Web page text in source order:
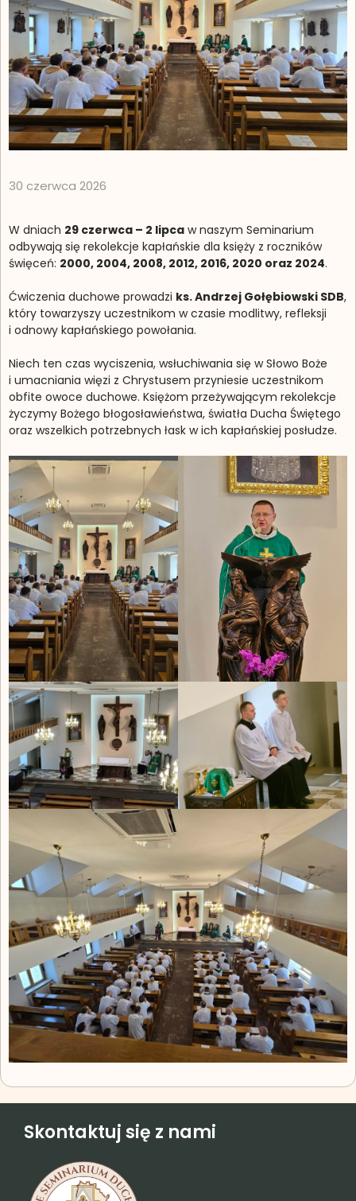
30 czerwca 2026
W dniach 29 czerwca – 2 lipca w naszym Seminarium
odbywają się rekolekcje kapłańskie dla księży z roczników
święceń: 2000, 2004, 2008, 2012, 2016, 2020 oraz 2024.
Ćwiczenia duchowe prowadzi ks. Andrzej Gołębiowski SDB,
który towarzyszy uczestnikom w czasie modlitwy, refleksji
i odnowy kapłańskiego powołania.
Niech ten czas wyciszenia, wsłuchiwania się w Słowo Boże
i umacniania więzi z Chrystusem przyniesie uczestnikom
obfite owoce duchowe. Księżom przeżywającym rekolekcje
życzymy Bożego błogosławieństwa, światła Ducha Świętego
oraz wszelkich potrzebnych łask w ich kapłańskiej posłudze.
Skontaktuj się z nami